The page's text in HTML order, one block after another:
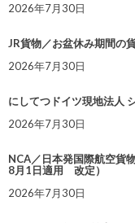
2026年7月30日
JR貨物／お盆休み期間の
2026年7月30日
にしてつドイツ現地法人
2026年7月30日
NCA／日本発国際航空貨
8月1日適用 改定）
2026年7月30日